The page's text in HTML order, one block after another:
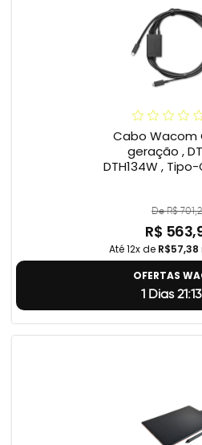
Cabo Wacom
geração ,
DTH134W , Tipo-
De R$
R$
Até 12x de R$57,38
OFERTAS
1 Dias